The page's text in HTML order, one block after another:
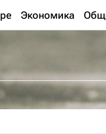
Экономика